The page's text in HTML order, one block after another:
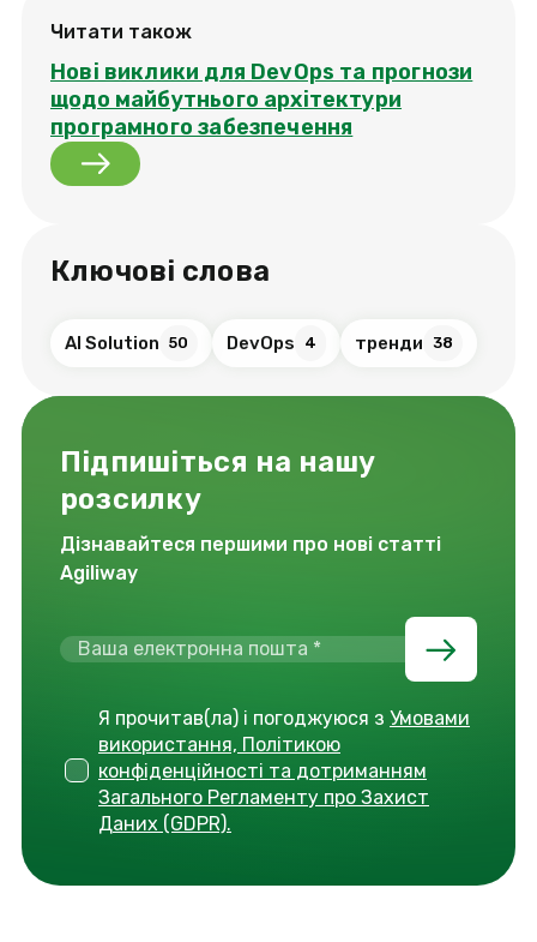
Читати також
Нові виклики для DevOps та прогнози
щодо майбутнього архітектури
програмного забезпечення
Ключові слова
AI Solution 50 DevOps 4 тренди 38
Підпишіться на нашу
розсилку
Дізнавайтеся першими про нові статті
Agiliway
Я прочитав(ла) і погоджуюся з Умовами
використання, Політикою
конфіденційності та дотриманням
Загального Регламенту про Захист
Даних (GDPR).